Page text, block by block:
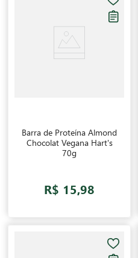
Barra de Proteína Almond
Chocolat Vegana Hart's
70g
R$ 15,98